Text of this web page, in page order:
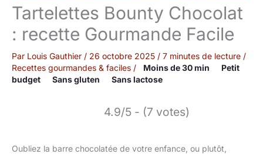
Tartelettes Bounty Chocolat
: recette Gourmande Facile
Par Louis Gauthier / 26 octobre 2025 / 7 minutes de lecture /
Recettes gourmandes & faciles / Moins de 30 min
Petit
budget
Sans gluten Sans lactose
4.9/5 - (7 votes)
Oubliez la barre chocolatée de votre enfance, ou plutôt,